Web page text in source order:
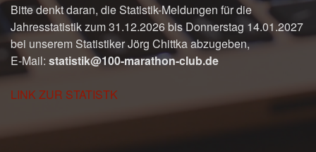
Bitte denkt daran, die Statistik-Meldungen für die
Jahresstatistik zum 31.12.2026 bis Donnerstag 14.01.2027
bei unserem Statistiker Jörg Chittka abzugeben,
E-Mail: statistik@100-marathon-club.de
LINK ZUR STATISTK